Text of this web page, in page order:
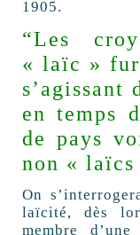
1905.
“Les
« laïc »
en temps
de pays
non « laïcs
On
laïcité, dès
membre